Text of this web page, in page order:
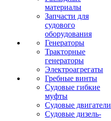
материалы
Запчасти для
судового
оборудования
Генераторы
Тракторные
генераторы
Электроагрегаты
Гребные винты
Судовые гибкие
муфты
Судовые двигатели
Судовые дизель-